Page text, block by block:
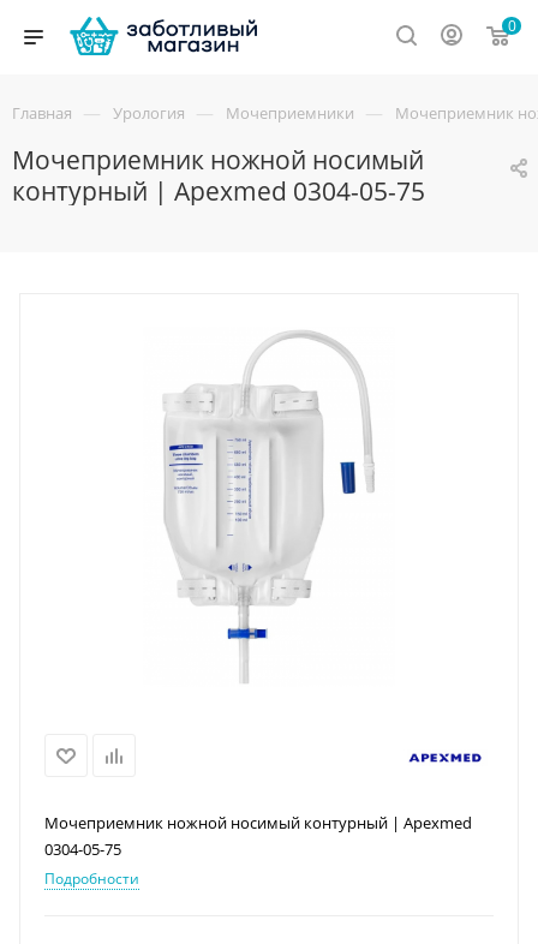
0
Главная — Урология — Мочеприемники — Мочеприемник
Мочеприемник ножной носимый
контурный | Apexmed 0304-05-75
Мочеприемник ножной носимый контурный | Apexmed
0304-05-75
Подробности